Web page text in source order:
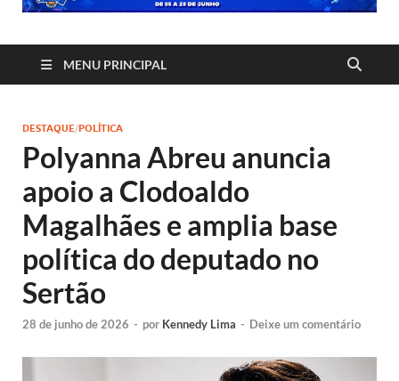
MENU PRINCIPAL
DESTAQUE/POLÍTICA
Polyanna Abreu anuncia
apoio a Clodoaldo
Magalhães e amplia base
política do deputado no
Sertão
28 de junho de 2026 - por Kennedy Lima - Deixe um comentário